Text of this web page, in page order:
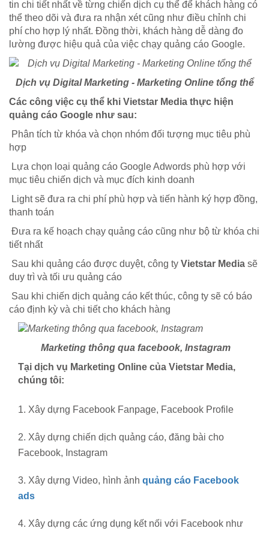
tin chi tiết nhất về từng chiến dịch cụ thể để khách hàng có
thể theo dõi và đưa ra nhận xét cũng như điều chỉnh chi
phí cho hợp lý nhất. Đồng thời, khách hàng dễ dàng đo
lường được hiệu quả của việc chạy quảng cáo Google.
Dịch vụ Digital Marketing - Marketing Online tổng thể
Các công việc cụ thể khi Vietstar Media thực hiện
quảng cáo Google như sau:
Phân tích từ khóa và chọn nhóm đối tượng mục tiêu phù
hợp
Lựa chọn loại quảng cáo Google Adwords phù hợp với
mục tiêu chiến dịch và mục đích kinh doanh
Light sẽ đưa ra chi phí phù hợp và tiến hành ký hợp đồng,
thanh toán
Đưa ra kế hoạch chạy quảng cáo cũng như bộ từ khóa chi
tiết nhất
Sau khi quảng cáo được duyệt, công ty Vietstar Media sẽ
duy trì và tối ưu quảng cáo
Sau khi chiến dịch quảng cáo kết thúc, công ty sẽ có báo
cáo định kỳ và chi tiết cho khách hàng
Marketing thông qua facebook, Instagram
Tại dịch vụ Marketing Online của Vietstar Media,
chúng tôi:
1. Xây dựng Facebook Fanpage, Facebook Profile
2. Xây dựng chiến dịch quảng cáo, đăng bài cho
Facebook, Instagram
3. Xây dựng Video, hình ảnh quảng cáo Facebook
ads
4. Xây dựng các ứng dụng kết nối với Facebook như